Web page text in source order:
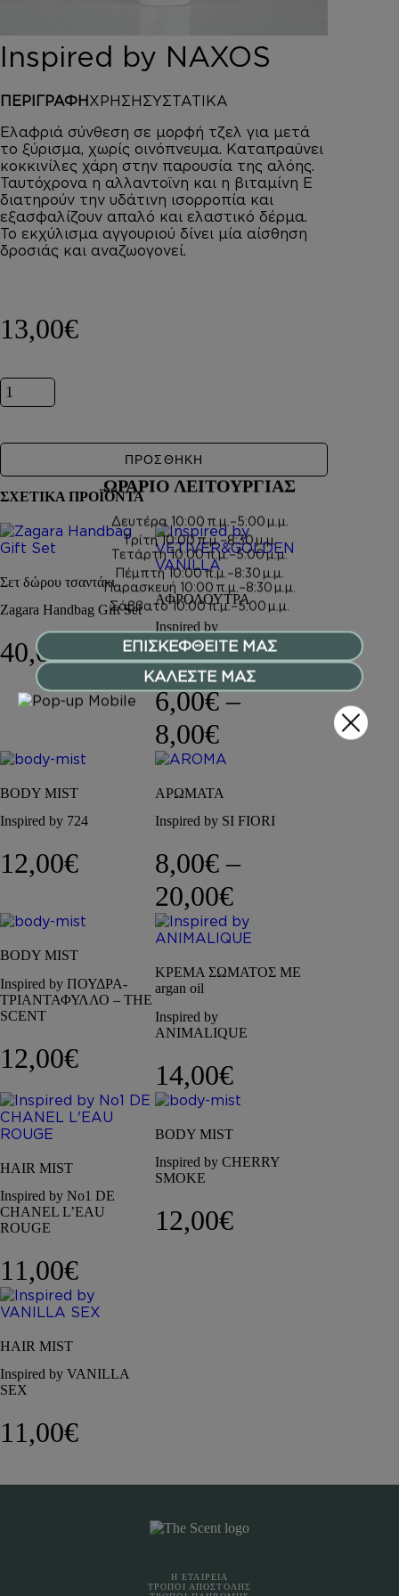
AUSTRALIAN GOLD
HOROMIA
SPECIAL OFFERS
ΣΥΝΔΕΣΗ
ΚΑΛΑΘΙ
Inspired by NAXOS
ΠΕΡΙΓΡΑΦΗ ΧΡΗΣΗ ΣΥΣΤΑΤΙΚΑ
Ελαφριά σύνθεση σε μορφή τζελ για μετά
το ξύρισμα, χωρίς οινόπνευμα. Καταπραϋνει
κοκκινίλες χάρη στην παρουσία της αλόης.
Ταυτόχρονα η αλλαντοϊνη και η βιταμίνη Ε
διατηρούν την υδάτινη ισορροπία και
εξασφαλίζουν απαλό και ελαστικό δέρμα.
Το εκχύλισμα αγγουριού δίνει μία αίσθηση
δροσιάς και αναζωογονεί.
13,00€
Inspired by NAXOS ποσότητα
ΠΡΟΣΘΗΚΗ
ΣΧΕΤΙΚΑ ΠΡΟΪΟΝΤΑ
Σετ δώρου τσαντάκι
Zagara Handbag Gift Set
40,00€
ΑΦΡΟΛΟΥΤΡΑ
Inspired by
VETIVER&GOLDEN
VANILLA
6,00€ –
8,00€Price range:
BODY MIST
Inspired by 724
12,00€
ΑΡΩΜΑΤΑ
Inspired by SI FIORI
8,00€ –
20,00€Price range:
BODY MIST
Inspired by ΠΟΥΔΡΑ-
ΤΡΙΑΝΤΑΦΥΛΛΟ – THE
SCENT
12,00€
ΚΡΕΜΑ ΣΩΜΑΤΟΣ ΜΕ
argan oil
Inspired by
ANIMALIQUE
14,00€
HAIR MIST
Inspired by No1 DE
CHANEL L’EAU
ROUGE
11,00€
BODY MIST
Inspired by CHERRY
SMOKE
12,00€
HAIR MIST
Inspired by VANILLA
SEX
11,00€
Η ΕΤΑΙΡΕΙΑ
ΤΡΟΠΟΙ ΑΠΟΣΤΟΛΗΣ
ΩΡΑΡΙΟ ΛΕΙΤΟΥΡΓΙΑΣ
Δευτέρα 10:00 π.μ.–5:00 μ.μ.
Τρίτη10:00 π.μ.–8:30 μ.μ.
Τετάρτη10:00 π.μ.–5:00 μ.μ.
Πέμπτη10:00 π.μ.–8:30 μ.μ.
Παρασκευή 10:00 π.μ.–8:30 μ.μ.
Σάββατο10:00 π.μ.–5:00 μ.μ.
ΕΠΙΣΚΕΦΘΕΙΤΕ ΜΑΣ
ΚΑΛΕΣΤΕ ΜΑΣ